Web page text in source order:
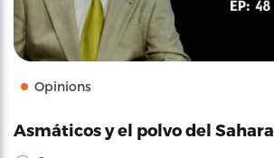
Opinions
Asmáticos y el polvo del Sahara